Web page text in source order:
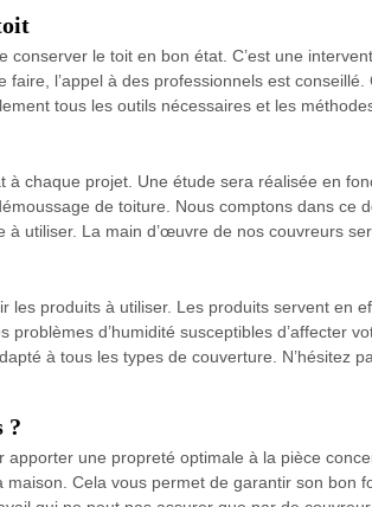
le toit en bon état. C’est une
l’appel à des professionnels est
tous les outils nécessaires et les
chaque projet. Une étude sera réalisée en
de toiture. Nous comptons dans ce
utiliser. La main d’œuvre de nos couvreurs
produits à utiliser. Les produits servent en
d’humidité susceptibles d’affecter
à tous les types de couverture. N’hésitez
?
une propreté optimale à la pièce
Cela vous permet de garantir son bon